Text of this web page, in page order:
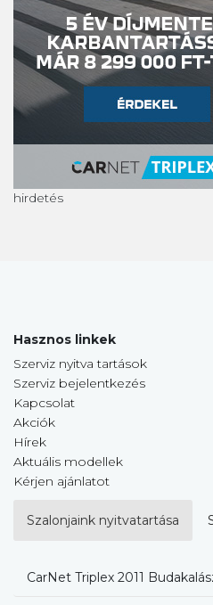
hirdetés
Hasznos linkek
Szerviz nyitva tartások
Szerviz bejelentkezés
Kapcsolat
Akciók
Hírek
Aktuális modellek
Kérjen ajánlatot
Szalonjaink nyitvatartása
CarNet Triplex 2011